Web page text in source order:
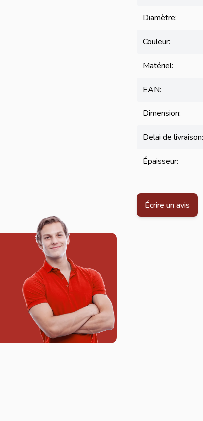
Diamètre:
Couleur:
Matériel:
EAN:
Dimension:
Delai de livraison:
Épaisseur:
Écrire un avis